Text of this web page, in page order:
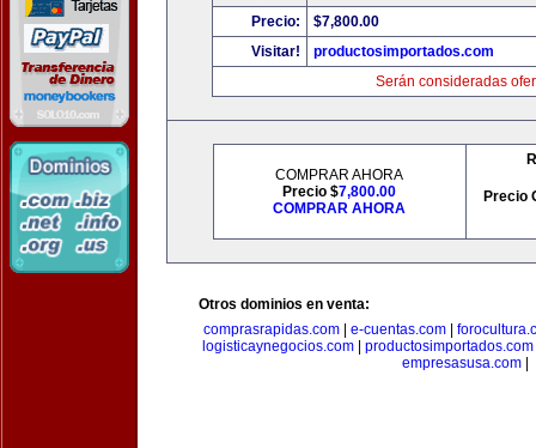
Precio:
$7,800.00
Visitar!
productosimportados.com
Serán consideradas
COMPRAR AHORA
Precio $7,800.00
COMPRAR AHORA
Precio
Otros dominios en venta:
comprasrapidas.com
e-cuentas.com
logisticaynegocios.com
productosimportados.com
empresasusa.com